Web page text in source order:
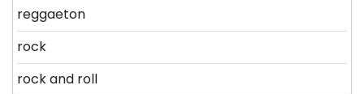
reggaeton
rock
rock and roll